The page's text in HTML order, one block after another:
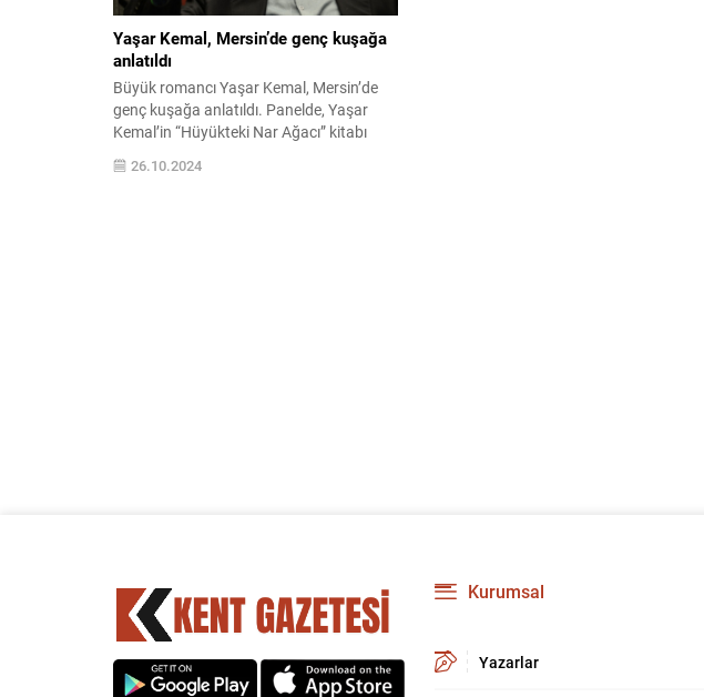
Yaşar Kemal, Mersin’de genç kuşağa
anlatıldı
Büyük romancı Yaşar Kemal, Mersin’de
genç kuşağa anlatıldı. Panelde, Yaşar
Kemal’in “Hüyükteki Nar Ağacı” kitabı
doğayı nasıl etkilediği ve yazarın anıları ile
26.10.2024
Kurumsal
Yazarlar